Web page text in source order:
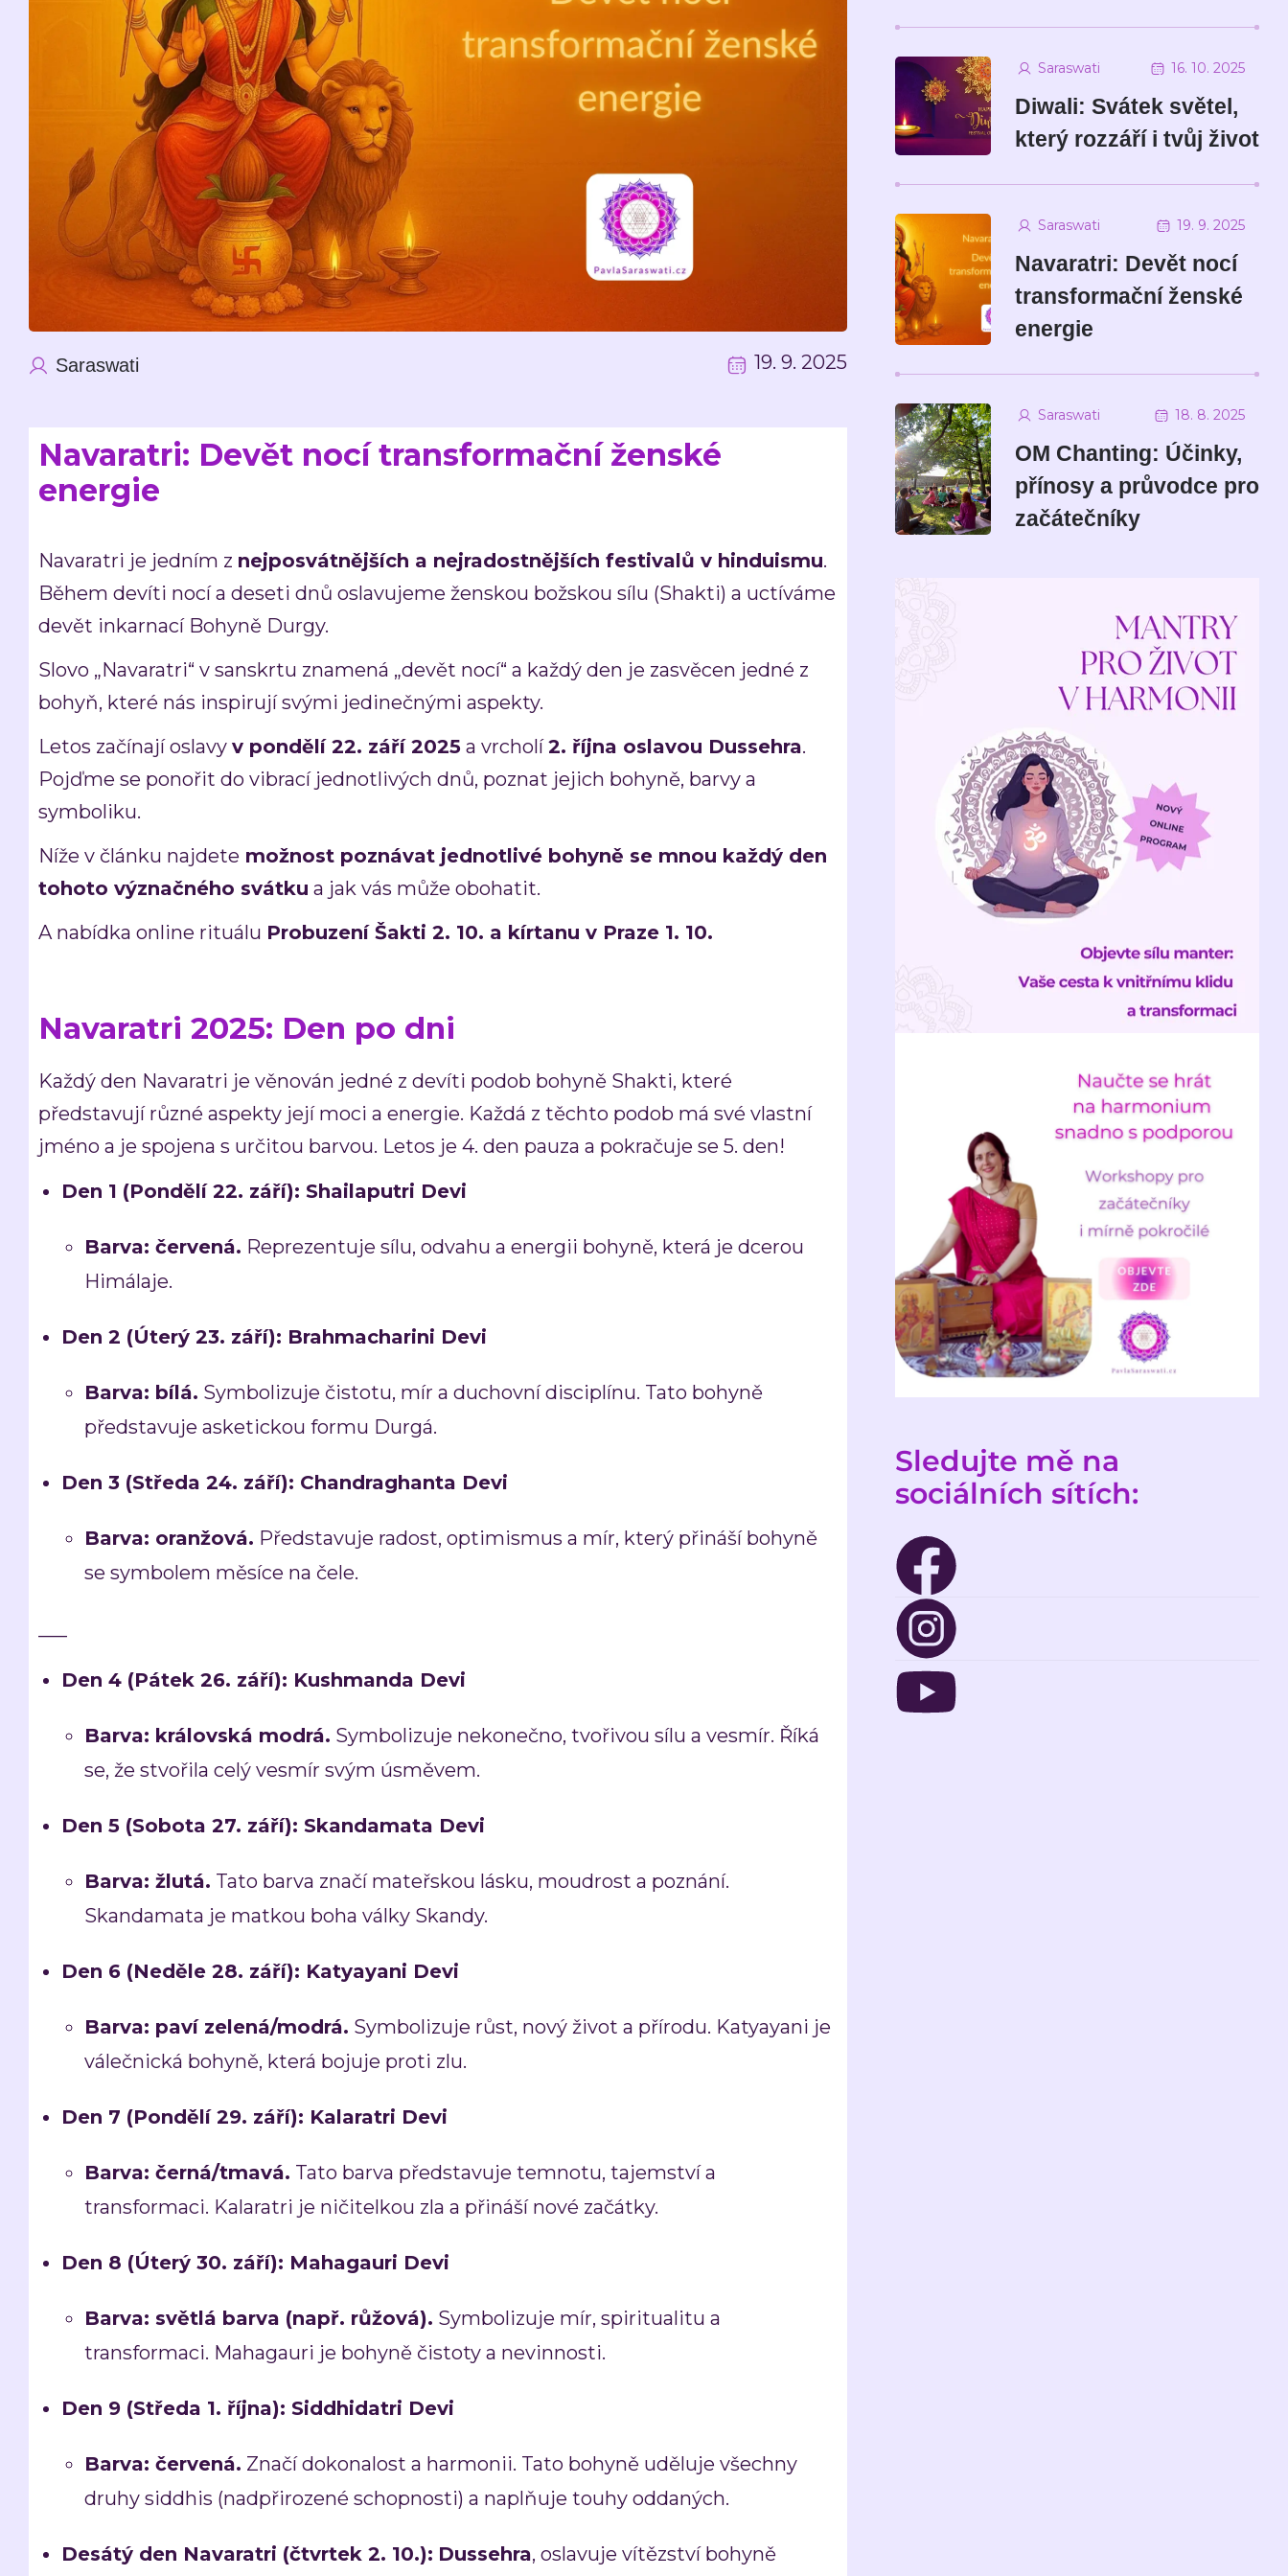
harmoniem a mantrami
ZDARMA EBOOK: První
kroky s harmoniem
Saraswati 19. 9. 2025
Navaratri: Devět nocí transformační ženské
energie
Navaratri je jedním z nejposvátnějších a nejradostnějších festivalů v hinduismu.
Během devíti nocí a deseti dnů oslavujeme ženskou božskou sílu (Shakti) a uctíváme
devět inkarnací Bohyně Durgy.
Slovo „Navaratri“ v sanskrtu znamená „devět nocí“ a každý den je zasvěcen jedné z
bohyň, které nás inspirují svými jedinečnými aspekty.
Letos začínají oslavy v pondělí 22. září 2025 a vrcholí2. října oslavou Dussehra.
Pojďme se ponořit do vibrací jednotlivých dnů, poznat jejich bohyně, barvy a
symboliku.
Níže v článku najdete možnost poznávat jednotlivé bohyně se mnou každý den
tohoto význačného svátku a jak vás může obohatit.
A nabídka online rituálu Probuzení Šakti 2. 10. a kírtanu v Praze 1. 10.
Navaratri 2025: Den po dni
Každý den Navaratri je věnován jedné z devíti podob bohyně Shakti, které
představují různé aspekty její moci a energie. Každá z těchto podob má své vlastní
jméno a je spojena s určitou barvou. Letos je 4. den pauza a pokračuje se 5. den!
Den 1 (Pondělí 22. září): Shailaputri Devi
Barva: červená. Reprezentuje sílu, odvahu a energii bohyně, která je dcerou
Himálaje.
Den 2 (Úterý 23. září): Brahmacharini Devi
Barva: bílá. Symbolizuje čistotu, mír a duchovní disciplínu. Tato bohyně
představuje asketickou formu Durgá.
Den 3 (Středa 24. září): Chandraghanta Devi
Barva: oranžová. Představuje radost, optimismus a mír, který přináší bohyně
se symbolem měsíce na čele.
—–
Den 4 (Pátek 26. září): Kushmanda Devi
Barva: královská modrá. Symbolizuje nekonečno, tvořivou sílu a vesmír. Říká
se, že stvořila celý vesmír svým úsměvem.
Den 5 (Sobota 27. září): Skandamata Devi
Barva: žlutá. Tato barva značí mateřskou lásku, moudrost a poznání.
Skandamata je matkou boha války Skandy.
Den 6 (Neděle 28. září): Katyayani Devi
Barva: paví zelená/modrá. Symbolizuje růst, nový život a přírodu. Katyayani je
válečnická bohyně, která bojuje proti zlu.
Den 7 (Pondělí 29. září): Kalaratri Devi
Barva: černá/tmavá. Tato barva představuje temnotu, tajemství a
transformaci. Kalaratri je ničitelkou zla a přináší nové začátky.
Den 8 (Úterý 30. září): Mahagauri Devi
Barva: světlá barva (např. růžová). Symbolizuje mír, spiritualitu a
transformaci. Mahagauri je bohyně čistoty a nevinnosti.
Den 9 (Středa 1. října): Siddhidatri Devi
Barva: červená. Značí dokonalost a harmonii. Tato bohyně uděluje všechny
druhy siddhis (nadpřirozené schopnosti) a naplňuje touhy oddaných.
Desátý den Navaratri (čtvrtek 2. 10.): Dussehra, oslavuje vítězství bohyně
16. 10. 2025
Saraswati
Diwali: Svátek světel,
který rozzáří i tvůj život
19. 9. 2025
Saraswati
Navaratri: Devět nocí
transformační ženské
energie
18. 8. 2025
Saraswati
OM Chanting: Účinky,
přínosy a průvodce pro
začátečníky
Sledujte mě na
sociálních sítích: